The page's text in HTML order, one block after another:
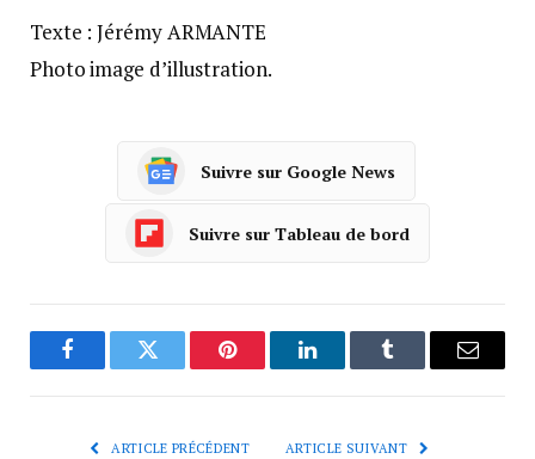
Texte : Jérémy ARMANTE
Photo image d’illustration.
Suivre sur Google News
Suivre sur Tableau de bord
FacebookTwitter Pinterest LinkedInTumblr
ARTICLE PRÉCÉDENT ARTICLE SUIVANT